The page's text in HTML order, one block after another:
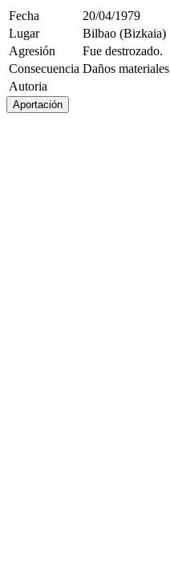
Fecha
20/04/1979
Lugar
Bilbao (Bizkaia)
Agresión
Fue destrozado.
Consecuencia Daños materiales
Autoria